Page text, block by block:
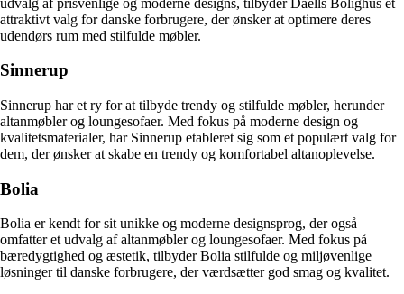
attraktivt valg for danske forbrugere, der ønsker at optimere deres
udendørs rum med stilfulde møbler.
Sinnerup
Sinnerup har et ry for at tilbyde trendy og stilfulde møbler, herunder
altanmøbler og loungesofaer. Med fokus på moderne design og
kvalitetsmaterialer, har Sinnerup etableret sig som et populært valg for
dem, der ønsker at skabe en trendy og komfortabel altanoplevelse.
Bolia
Bolia er kendt for sit unikke og moderne designsprog, der også
omfatter et udvalg af altanmøbler og loungesofaer. Med fokus på
bæredygtighed og æstetik, tilbyder Bolia stilfulde og miljøvenlige
løsninger til danske forbrugere, der værdsætter god smag og kvalitet.